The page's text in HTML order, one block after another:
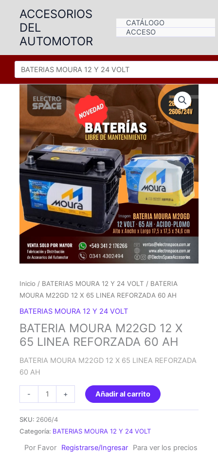
contenido
ACCESORIOS
DEL
AUTOMOTOR
CATÁLOGO
ACCESO
Inicio / BATERIAS MOURA 12 Y 24 VOLT / BATERIA
MOURA M22GD 12 X 65 LINEA REFORZADA 60 AH
BATERIAS MOURA 12 Y 24 VOLT
BATERIA MOURA M22GD 12 X
65 LINEA REFORZADA 60 AH
BATERIA MOURA M22GD 12 X 65 LINEA REFORZADA
60 AH
-
BATERIA
MOURA
65
+ Añadir al carrito
SKU: 2606/4
Categoría: BATERIAS MOURA 12 Y 24 VOLT
Por Favor Registrarse/Ingresar
Para ver los precios